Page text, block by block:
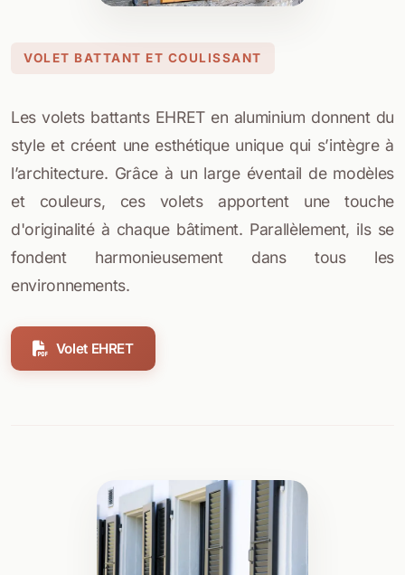
VOLET BATTANT ET COULISSANT
Les volets battants EHRET en aluminium donnent du
style et créent une esthétique unique qui s’intègre à
l’architecture. Grâce à un large éventail de modèles
et couleurs, ces volets apportent une touche
d'originalité à chaque bâtiment. Parallèlement, ils se
fondent harmonieusement dans tous les
environnements.
Volet EHRET